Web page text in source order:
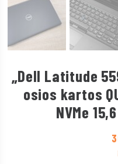
„Dell Latitude
osios kartos
NVMe